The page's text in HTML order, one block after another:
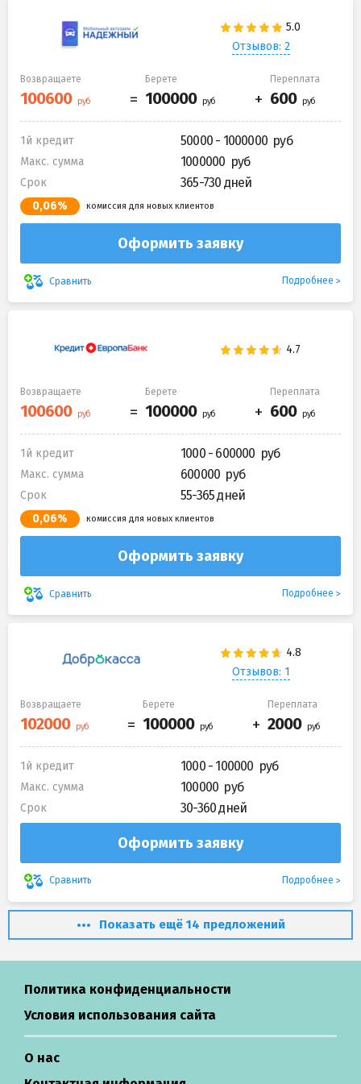
Отзывов: 2
Возвращаете Берете Переплата
1й кредит 50000 - 1000000
Макс. сумма 1000000
Срок 365-730 дней
0,06% комиссия для новых клиентов
Оформить заявку
Сравнить Подробнее
Возвращаете Берете Переплата
1й кредит 1000 - 600000
Макс. сумма 600000
Срок 55-365 дней
0,06% комиссия для новых клиентов
Оформить заявку
Сравнить Подробнее
Отзывов: 1
Возвращаете Берете Переплата
1й кредит 1000 - 100000
Макс. сумма 100000
Срок 30-360 дней
Оформить заявку
Сравнить Подробнее
Показать ещё 14 предложений
Политика конфиденциальности
Условия использования сайта
О нас